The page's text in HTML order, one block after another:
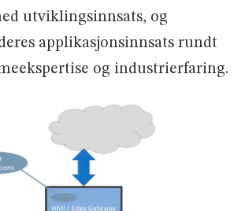
utviklingsinnsats, og
applikasjonsinnsats rundt
og industrierfaring.